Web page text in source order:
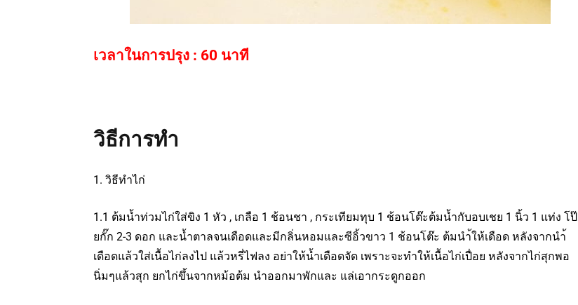
เวลาในการปรุง : 60 นาที
วิธีการทำ
1. วิธีทำไก่
1.1 ต้มน้ำท่วมไก่ใส่ขิง 1 หัว , เกลือ 1 ช้อนชา , กระเทียมทุบ 1 ช้อนโต๊ะต้มน้ำกับอบเชย 1 นิ้ว 1 แท่ง โป๊
ยกั๊ก 2-3 ดอก และน้ำตาลจนเดือดและมีกลิ่นหอมและซีอิ้วขาว 1 ช้อนโต๊ะ ต้มนำ้ให้เดือด หลังจากนำ้
เดือดแล้วใส่เนื้อไก่ลงไป แล้วหรี่ไฟลง อย่าให้น้ำเดือดจัด เพราะจะทำให้เนื้อไก่เปื่อย หลังจากไก่สุกพอ
นิ่มๆแล้วสุก ยกไก่ขึ้นจากหม้อต้ม นำออกมาพักและ แล่เอากระดูกออก